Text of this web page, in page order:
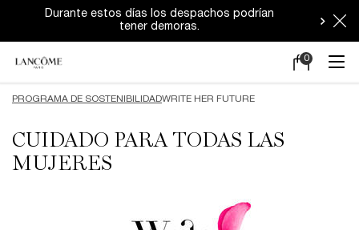
Durante estos días los despachos podrían
tener demoras.
Mi
0
0 producto
PROGRAMA DE SOSTENIBILIDADWRITE HER FUTURE
CUIDADO PARA TODAS LAS
MUJERES